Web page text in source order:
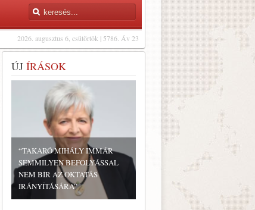
2026. augusztus 6, csütörtök | 5786. Áv 23
ÚJ ÍRÁSOK
“TAKARÓ MIHÁLY IMMÁR
SEMMILYEN BEFOLYÁSSAL
NEM BÍR AZ OKTATÁS
IRÁNYÍTÁSÁRA”